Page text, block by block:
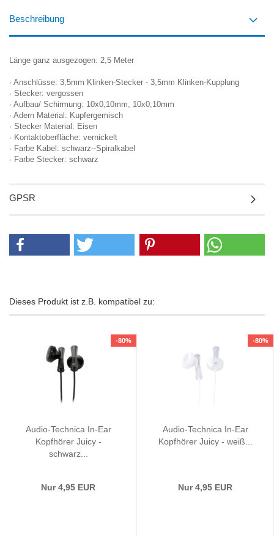
Beschreibung
Länge ganz ausgezogen: 2,5 Meter
· Anschlüsse: 3,5mm Klinken-Stecker - 3,5mm Klinken-Kupplung
· Stecker: vergossen
· Aufbau/ Schirmung: 10x0,10mm, 10x0,10mm
· Adern Material: Kupfergemisch
· Stecker Material: Eisen
· Kontaktoberfläche: vernickelt
· Farbe Kabel: schwarz--Spiralkabel
· Farbe Stecker: schwarz
GPSR
Dieses Produkt ist z.B. kompatibel zu:
-80%
Audio-Technica In-Ear
Kopfhörer Juicy -
schwarz...
Nur 4,95 EUR
-80%
Audio-Technica In-Ear
Kopfhörer Juicy - weiß...
Nur 4,95 EUR